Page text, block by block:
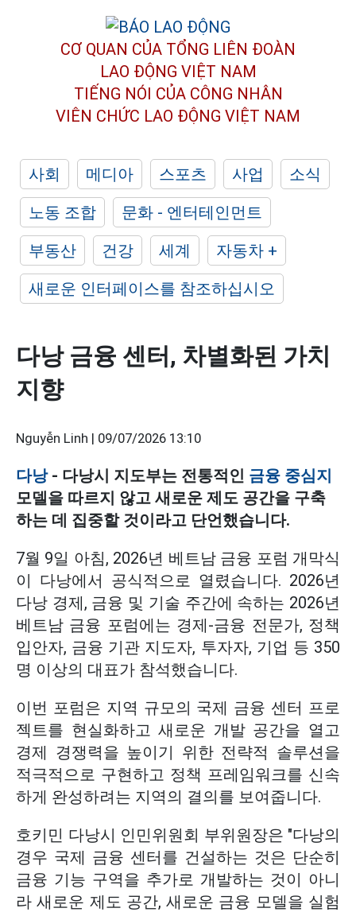
CƠ QUAN CỦA TỔNG LIÊN ĐOÀN
LAO ĐỘNG VIỆT NAM
TIẾNG NÓI CỦA CÔNG NHÂN
VIÊN CHỨC LAO ĐỘNG VIỆT NAM
사회 메디아 스포츠 사업
소식
노동 조합
문화 - 엔터테인먼트
부동산
건강 세계
자동차 +
새로운 인터페이스를 참조하십시오
다낭 금융 센터, 차별화된 가치
지향
Nguyễn Linh | 09/07/2026 13:10
다낭- 다낭시 지도부는 전통적인 금융 중심지
모델을 따르지 않고 새로운 제도 공간을 구축
하는 데 집중할 것이라고 단언했습니다.
7월 9일 아침, 2026년 베트남 금융 포럼 개막식
이 다낭에서 공식적으로 열렸습니다. 2026년
다낭 경제, 금융 및 기술 주간에 속하는 2026년
베트남 금융 포럼에는 경제-금융 전문가, 정책
입안자, 금융 기관 지도자, 투자자, 기업 등 350
명 이상의 대표가 참석했습니다.
이번 포럼은 지역 규모의 국제 금융 센터 프로
젝트를 현실화하고 새로운 개발 공간을 열고
경제 경쟁력을 높이기 위한 전략적 솔루션을
적극적으로 구현하고 정책 프레임워크를 신속
하게 완성하려는 지역의 결의를 보여줍니다.
호키민 다낭시 인민위원회 부위원장은 "다낭의
경우 국제 금융 센터를 건설하는 것은 단순히
금융 기능 구역을 추가로 개발하는 것이 아니
라 새로운 제도 공간, 새로운 금융 모델을 실험